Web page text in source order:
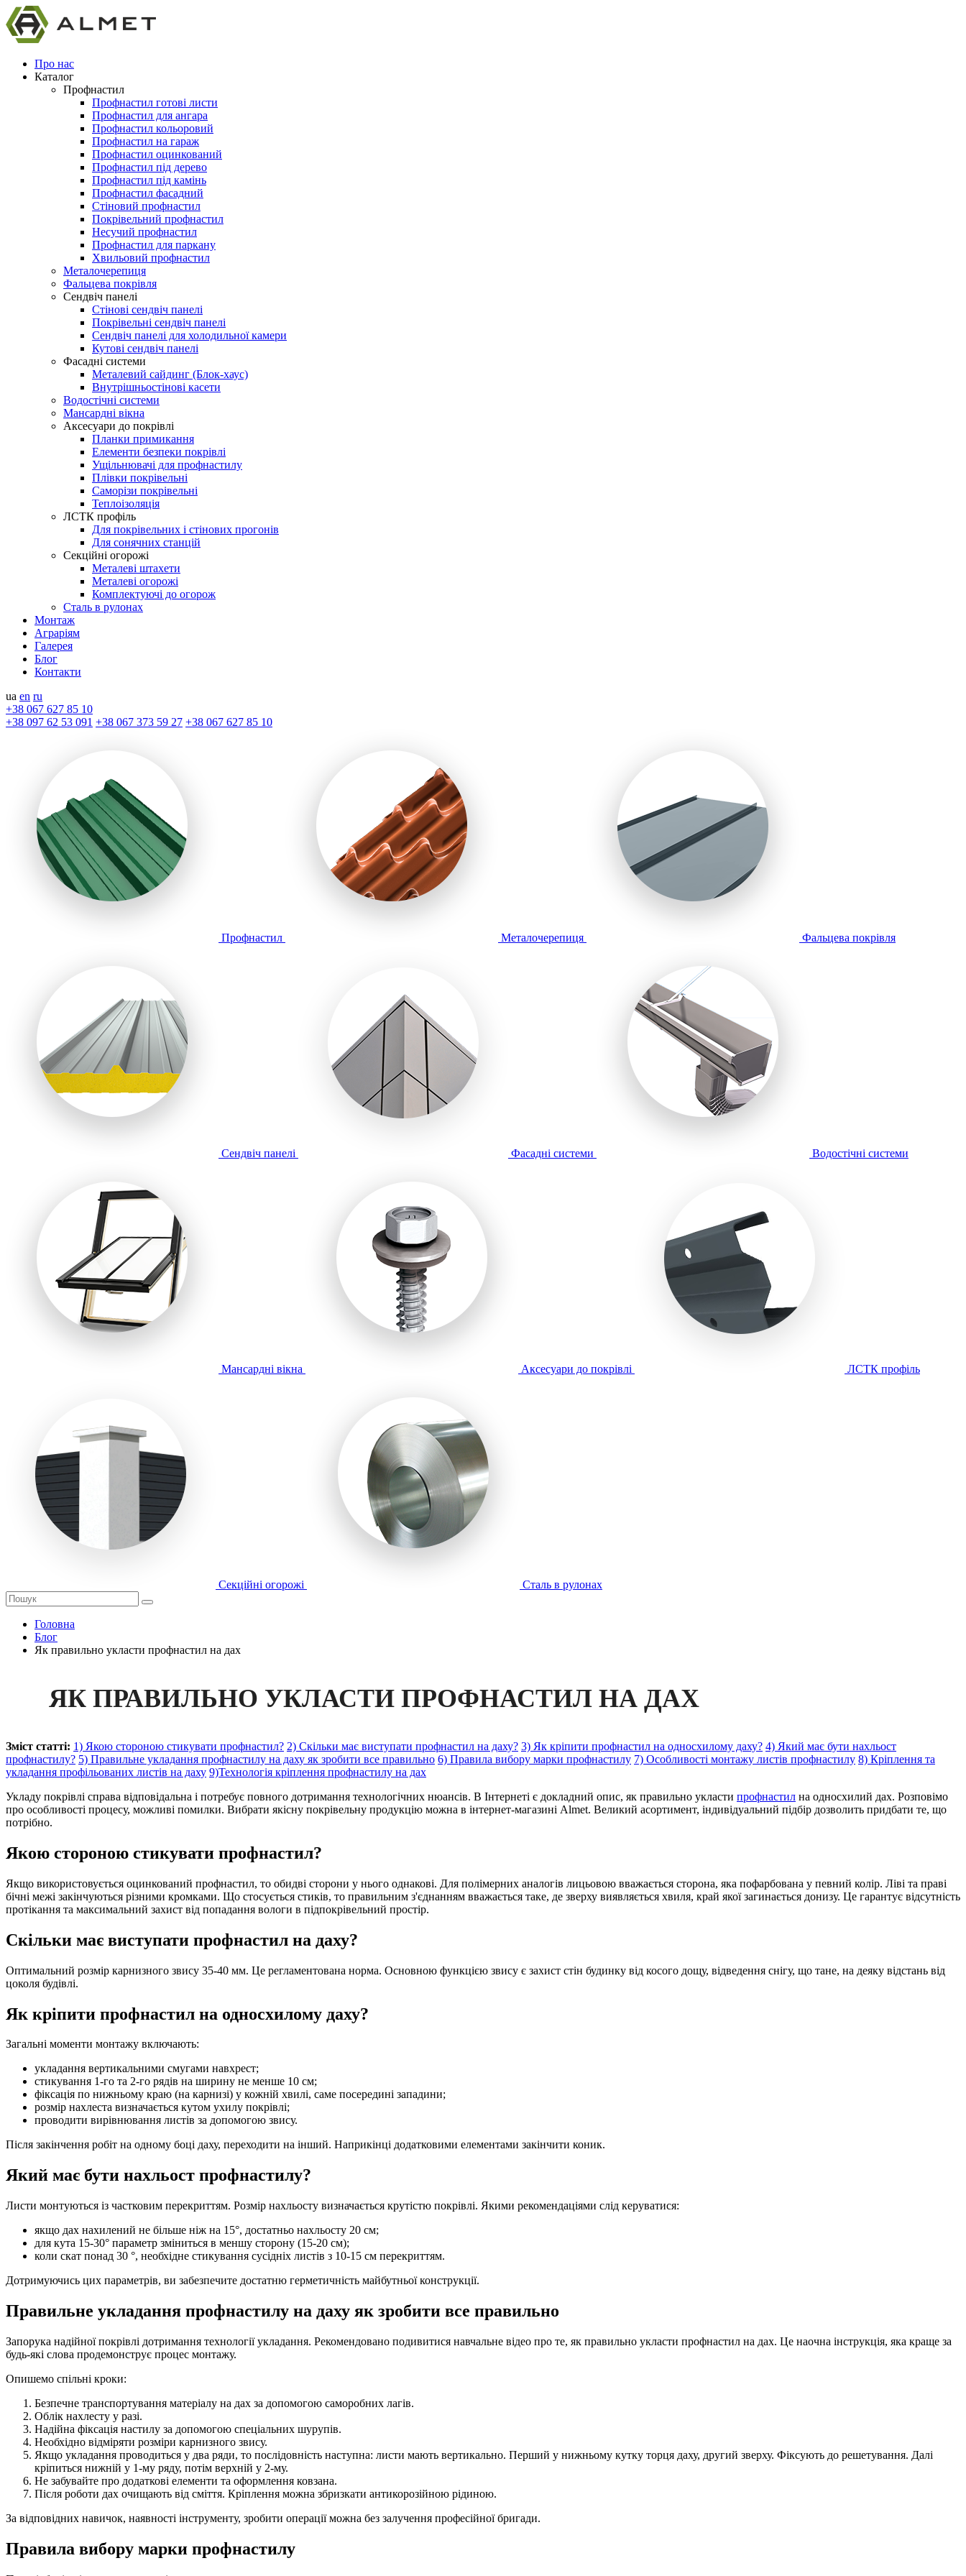
Про нас
Каталог
Профнастил
Профнастил готові листи
Профнастил для ангара
Профнастил кольоровий
Профнастил на гараж
Профнастил оцинкований
Профнастил під дерево
Профнастил під камінь
Профнастил фасадний
Стіновий профнастил
Покрівельний профнастил
Несучий профнастил
Профнастил для паркану
Хвильовий профнастил
Металочерепиця
Фальцева покрівля
Сендвіч панелі
Стінові сендвіч панелі
Покрівельні сендвіч панелі
Сендвіч панелі для холодильної камери
Кутові сендвіч панелі
Фасадні системи
Металевий сайдинг (Блок-хаус)
Внутрішньостінові касети
Водостічні системи
Мансардні вікна
Аксесуари до покрівлі
Планки примикання
Елементи безпеки покрівлі
Ущільнювачі для профнастилу
Плівки покрівельні
Саморізи покрівельні
Теплоізоляція
ЛСТК профіль
Для покрівельних і стінових прогонів
Для сонячних станцій
Секційні огорожі
Металеві штахети
Металеві огорожі
Комплектуючі до огорож
Сталь в рулонах
Монтаж
Аграріям
Галерея
Блог
Контакти
ua en ru
+38 067 627 85 10
+38 097 62 53 091 +38 067 373 59 27 +38 067 627 85 10
Профнастил Металочерепиця Фальцева покрівля
Сендвіч панелі Фасадні системи Водостічні системи
Мансардні вікна Аксесуари до покрівлі ЛСТК профіль
Секційні огорожі Сталь в рулонах
Головна
Блог
Як правильно укласти профнастил на дах
ЯК ПРАВИЛЬНО УКЛАСТИ ПРОФНАСТИЛ НА ДАХ
Зміст статті: 1) Якою стороною стикувати профнастил? 2) Скільки має виступати профнастил на даху? 3) Як кріпити профнастил на односхилому даху? 4) Який має бути нахльост
профнастилу? 5) Правильне укладання профнастилу на даху як зробити все правильно 6) Правила вибору марки профнастилу 7) Особливості монтажу листів профнастилу 8) Кріплення та
укладання профільованих листів на даху 9)Технологія кріплення профнастилу на дах
Укладу покрівлі справа відповідальна і потребує повного дотримання технологічних нюансів. В Інтернеті є докладний опис, як правильно укласти профнастил на односхилий дах. Розповімо
про особливості процесу, можливі помилки. Вибрати якісну покрівельну продукцію можна в інтернет-магазині Almet. Великий асортимент, індивідуальний підбір дозволить придбати те, що
потрібно.
Якою стороною стикувати профнастил?
Якщо використовується оцинкований профнастил, то обидві сторони у нього однакові. Для полімерних аналогів лицьовою вважається сторона, яка пофарбована у певний колір. Ліві та праві
бічні межі закінчуються різними кромками. Що стосується стиків, то правильним з'єднанням вважається таке, де зверху виявляється хвиля, край якої загинається донизу. Це гарантує відсутність
протікання та максимальний захист від попадання вологи в підпокрівельний простір.
Скільки має виступати профнастил на даху?
Оптимальний розмір карнизного звису 35-40 мм. Це регламентована норма. Основною функцією звису є захист стін будинку від косого дощу, відведення снігу, що тане, на деяку відстань від
цоколя будівлі.
Як кріпити профнастил на односхилому даху?
Загальні моменти монтажу включають:
укладання вертикальними смугами навхрест;
стикування 1-го та 2-го рядів на ширину не менше 10 см;
фіксація по нижньому краю (на карнизі) у кожній хвилі, саме посередині западини;
розмір нахлеста визначається кутом ухилу покрівлі;
проводити вирівнювання листів за допомогою звису.
Після закінчення робіт на одному боці даху, переходити на інший. Наприкінці додатковими елементами закінчити коник.
Який має бути нахльост профнастилу?
Листи монтуються із частковим перекриттям. Розмір нахльосту визначається крутістю покрівлі. Якими рекомендаціями слід керуватися:
якщо дах нахилений не більше ніж на 15°, достатньо нахльосту 20 см;
для кута 15-30° параметр зміниться в меншу сторону (15-20 см);
коли скат понад 30 °, необхідне стикування сусідніх листів з 10-15 см перекриттям.
Дотримуючись цих параметрів, ви забезпечите достатню герметичність майбутньої конструкції.
Правильне укладання профнастилу на даху як зробити все правильно
Запорука надійної покрівлі дотримання технології укладання. Рекомендовано подивитися навчальне відео про те, як правильно укласти профнастил на дах. Це наочна інструкція, яка краще за
будь-які слова продемонструє процес монтажу.
Опишемо спільні кроки:
Безпечне транспортування матеріалу на дах за допомогою саморобних лагів.
Облік нахлесту у разі.
Надійна фіксація настилу за допомогою спеціальних шурупів.
Необхідно відміряти розміри карнизного звису.
Якщо укладання проводиться у два ряди, то послідовність наступна: листи мають вертикально. Перший у нижньому кутку торця даху, другий зверху. Фіксують до решетування. Далі
кріпиться нижній у 1-му ряду, потім верхній у 2-му.
Не забувайте про додаткові елементи та оформлення ковзана.
Після роботи дах очищають від сміття. Кріплення можна збризкати антикорозійною рідиною.
За відповідних навичок, наявності інструменту, зробити операції можна без залучення професійної бригади.
Правила вибору марки профнастилу